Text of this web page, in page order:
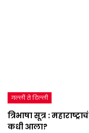
गल्ली ते दिल्ली
त्रिभाषा सूत्र :
कधी आला?